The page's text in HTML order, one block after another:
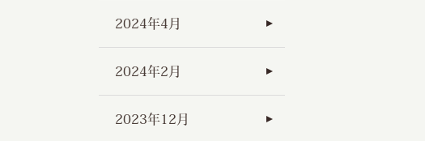
2024年4月
2024年2月
2023年12月